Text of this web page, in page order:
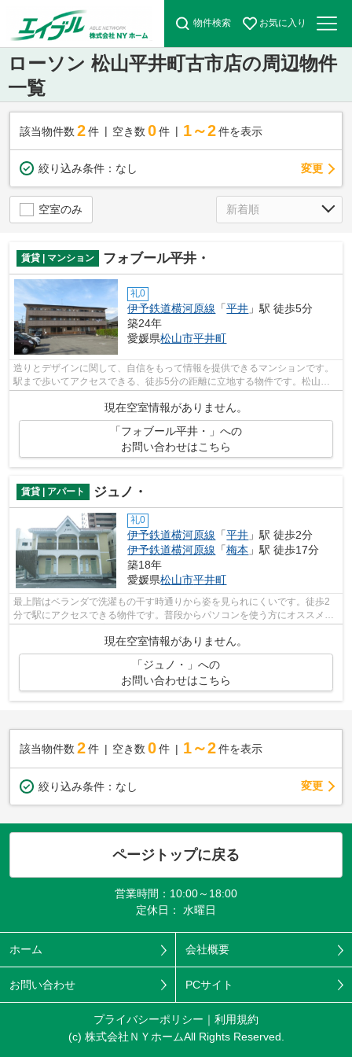
物件検索 お気に入り
ローソン 松山平井町古市店の周辺物件
一覧
該当物件数 2件 空き数 0 件 1～2 件を表示
絞り込み条件： なし 変更
空室のみ
賃貸 | マンション フォブール平井・
礼0
伊予鉄道横河原線 「平井 」駅 徒歩5分
築24年
愛媛県松山市平井町
造りとデザインに関して、自信をもって情報を提供できるマンションです。
駅まで歩いてアクセスできる、徒歩5分の距離に立地する物件です。松山市
内の物件情報をお求めなら、お気軽に当...
現在空室情報がありません。
「フォブール平井・」への
お問い合わせはこちら
賃貸 | アパート ジュノ・
礼0
伊予鉄道横河原線 「平井 」駅 徒歩2分
伊予鉄道横河原線 「梅本 」駅 徒歩17分
築18年
愛媛県松山市平井町
最上階はベランダで洗濯もの干す時通りから姿を見られにくいです。徒歩2
分で駅にアクセスできる物件です。普段からパソコンを使う方にオススメ物
現在空室情報がありません。
「ジュノ・」への
お問い合わせはこちら
該当物件数 2件 空き数 0 件 1～2 件を表示
絞り込み条件： なし 変更
ページトップに戻る
営業時間：10:00～18:00
定休日： 水曜日
ホーム 会社概要
お問い合わせ PCサイト
プライバシーポリシー
利用規約
(c) 株式会社ＮＹホームAll Rights Reserved.